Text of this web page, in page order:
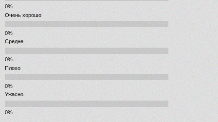
Очень хорошо
Средне
Плохо
Ужасно